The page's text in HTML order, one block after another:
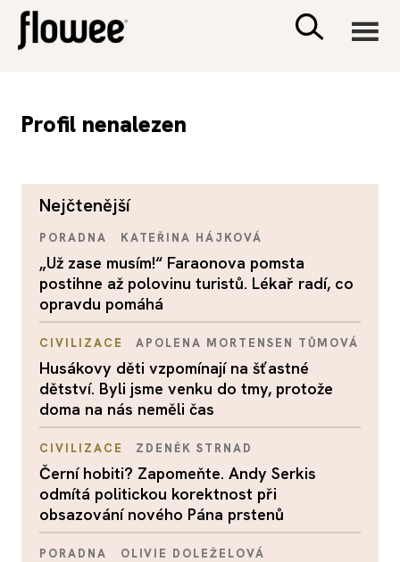
RODINA A DĚTI
SEX A VZTAHY
PORADNA
Profil nenalezen
nejčtenější
PORADNA KATEŘINA HÁJKOVÁ
„Už zase musím!“ Faraonova pomsta
postihne až polovinu turistů. Lékař radí, co
opravdu pomáhá
CIVILIZACE APOLENA MORTENSEN TŮMOVÁ
Husákovy děti vzpomínají na šťastné
dětství. Byli jsme venku do tmy, protože
doma na nás neměli čas
CIVILIZACE ZDENĚK STRNAD
Černí hobiti? Zapomeňte. Andy Serkis
odmítá politickou korektnost při
obsazování nového Pána prstenů
PORADNA OLIVIE DOLEŽELOVÁ